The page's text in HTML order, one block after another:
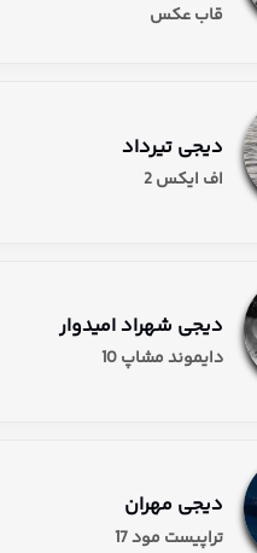
قاب عکس
دیجی تیرداد
اف ایکس 2
دیجی شهراد امیدوار
دایموند مشاپ 10
دیجی مهران
تراپیست مود 17